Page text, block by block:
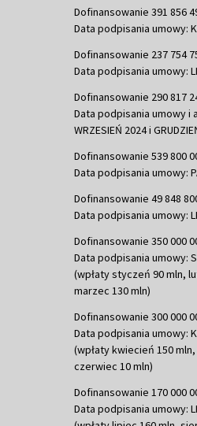
Dofinansowanie 391 856
Data podpisania umowy:
Dofinansowanie 237 754
Data podpisania umowy:
Dofinansowanie 290 817
Data podpisania umowy i
WRZESIEŃ 2024 i
Dofinansowanie 539 800
Data podpisania umowy:
Dofinansowanie 49 848
Data podpisania umowy:
Dofinansowanie 350 000
Data podpisania umowy:
(wpłaty styczeń 90 mln,
marzec 130 mln)
Dofinansowanie 300 000
Data podpisania umowy:
(wpłaty kwiecień 150
czerwiec 10 mln)
Dofinansowanie 170 000
Data podpisania umowy: